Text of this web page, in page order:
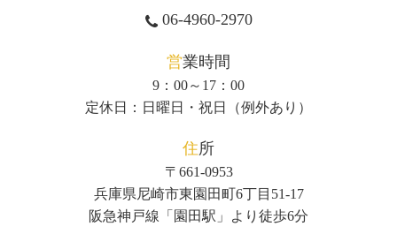
06-4960-2970
営業時間
9：00～17：00
定休日：日曜日・祝日（例外あり）
住所
〒661-0953
兵庫県尼崎市東園田町6丁目51-17
阪急神戸線「園田駅」より徒歩6分